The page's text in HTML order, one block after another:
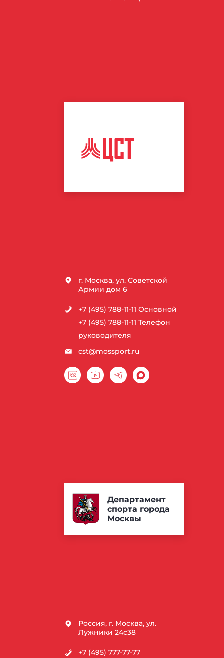
ЦЕНТР
г. Москва, ул. Советской
Армии дом 6
+7 (495) 788-11-11 Основной
+7 (495) 788-11-11 Телефон
руководителя
cst@mossport.ru
Департамент
спорта города
Москвы
Россия, г. Москва, ул.
Лужники 24с38
+7 (495) 777-77-77